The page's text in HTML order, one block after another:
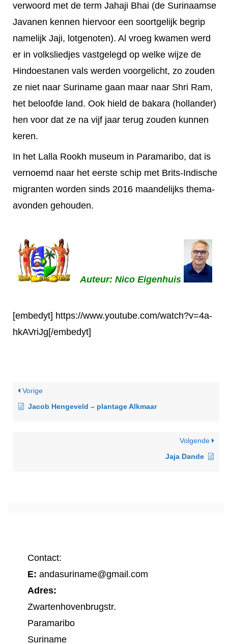
verwoord met de term Jahaji Bhai (de Surinaamse
Javanen kennen hiervoor een soortgelijk begrip
namelijk Jaji, lotgenoten). Al vroeg kwamen werd
er in volksliedjes vastgelegd op welke wijze de
Hindoestanen vals werden voorgelicht, zo zouden
ze niet naar Suriname gaan maar naar Shri Ram,
het beloofde land. Ook hield de bakara (hollander)
hen voor dat ze na vijf jaar terug zouden kunnen
keren.
In het Lalla Rookh museum in Paramaribo, dat is
vernoemd naar het eerste schip met Brits-Indische
migranten worden sinds 2016 maandelijks thema-
avonden gehouden.
Auteur: Nico Eigenhuis
[embedyt] https://www.youtube.com/watch?v=4a-
hkAVriJg[/embedyt]
Vorige
Jacob Hengeveld – plantage Alkmaar
Volgende
Jaja Dande
Contact:
E: andasuriname@gmail.com
Adres:
Zwartenhovenbrugstr.
Paramaribo
Suriname